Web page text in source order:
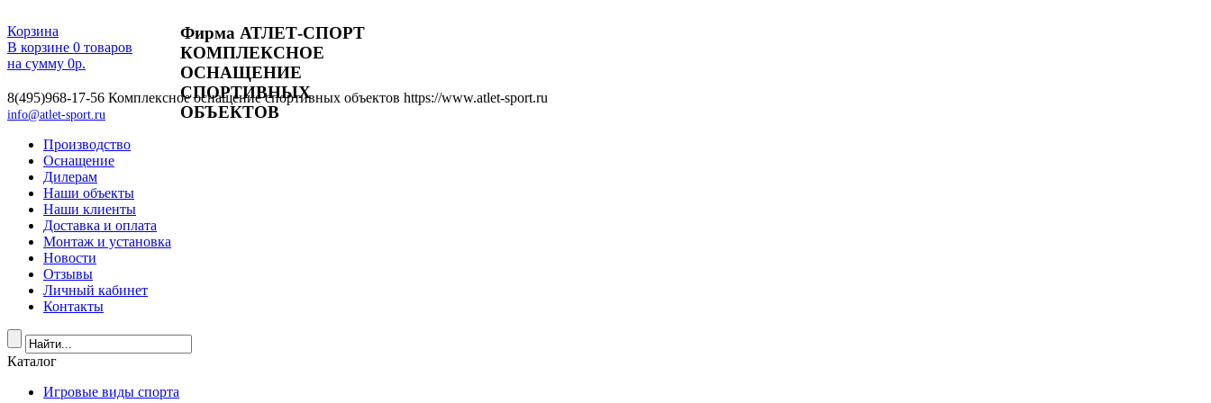
Фирма АТЛЕТ-СПОРТ
КОМПЛЕКСНОЕ
ОСНАЩЕНИЕ
СПОРТИВНЫХ
ОБЪЕКТОВ
Корзина
В корзине 0 товаров
на сумму 0р.
8(495)968-17-56 Комплексное оснащение спортивных объектов https://www.atlet-sport.ru
info@atlet-sport.ru
Производство
Оснащение
Дилерам
Наши объекты
Наши клиенты
Доставка и оплата
Монтаж и установка
Новости
Отзывы
Личный кабинет
Контакты
Каталог
Игровые виды спорта